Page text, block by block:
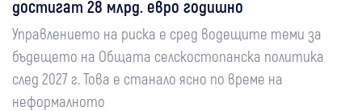
достигат 28 млрд. евро годишно
Управлението на риска е сред водещите теми за
бъдещето на Общата селскостопанска политика
след 2027 г. Това е станало ясно по време на
неформалното